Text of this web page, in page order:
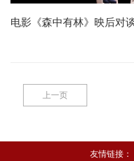
电影《森中有林》映后对
上一页
友情链接：